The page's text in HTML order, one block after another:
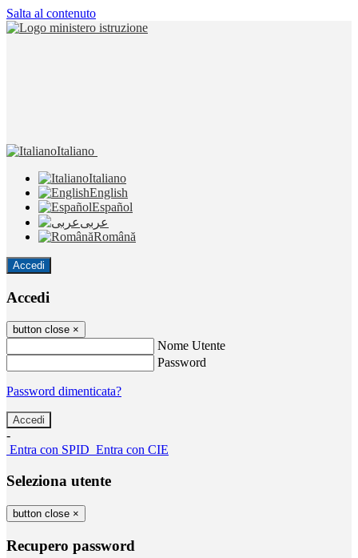
Salta al contenuto
Italiano
Italiano
English
Español
عربى
Română
Accedi
Accedi
button close ×
Nome Utente
Password
Password dimenticata?
-
Entra con SPID Entra con CIE
Seleziona utente
button close ×
Recupero password